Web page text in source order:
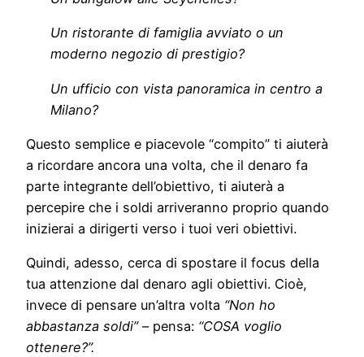
Un ristorante di famiglia avviato o un
moderno negozio di prestigio?
Un ufficio con vista panoramica in centro a
Milano?
Questo semplice e piacevole “compito” ti aiuterà
a ricordare ancora una volta, che il denaro fa
parte integrante dell’obiettivo, ti aiuterà a
percepire che i soldi arriveranno proprio quando
inizierai a dirigerti verso i tuoi veri obiettivi.
Quindi, adesso, cerca di spostare il focus della
tua attenzione dal denaro agli obiettivi. Cioè,
invece di pensare un’altra volta “Non ho
abbastanza soldi”– pensa: “COSA voglio
ottenere?”.